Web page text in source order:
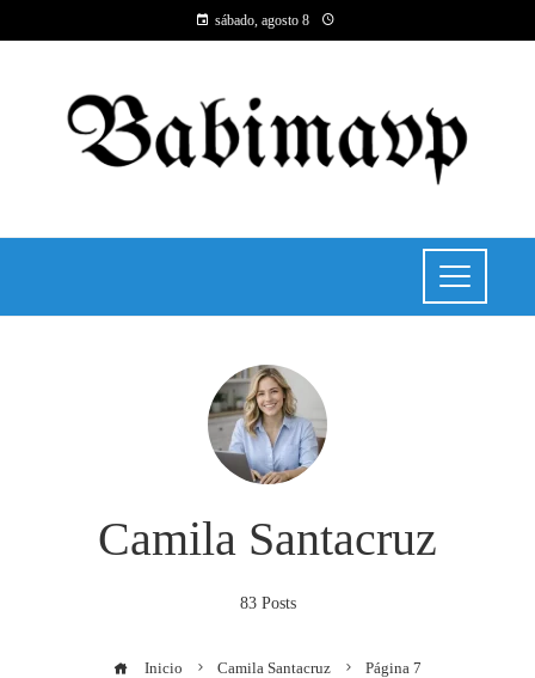
sábado, agosto 8
Camila Santacruz
83 Posts
Inicio Camila Santacruz Página 7